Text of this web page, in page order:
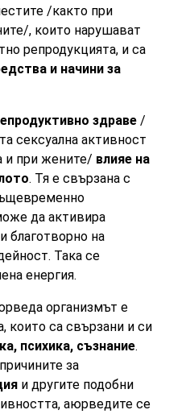
/както при
, които нарушават
репродукцията, и са
и начини за
здраве /
сексуална активност
и при жените/ влияе на
. Тя е свързана с
да активира
благотворно на
Така се
енергия.
организмът е
които са свързани и си
психика, съзнание.
за
и другите подобни
аюрведите се